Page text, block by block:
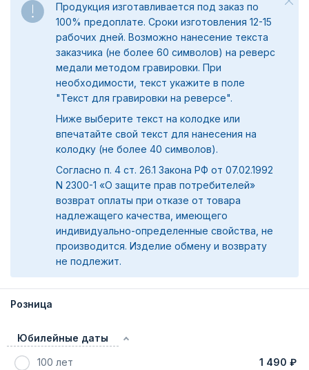
Продукция изготавливается под заказ по
100% предоплате. Сроки изготовления 12-15
рабочих дней. Возможно нанесение текста
заказчика (не более 60 символов) на реверс
медали методом гравировки. При
необходимости, текст укажите в поле
"Текст для гравировки на реверсе".
Ниже выберите текст на колодке или
впечатайте свой текст для нанесения на
колодку (не более 40 символов).
Согласно п. 4 ст. 26.1 Закона РФ от 07.02.1992
N 2300-1 «О защите прав потребителей»
возврат оплаты при отказе от товара
надлежащего качества, имеющего
индивидуально-определенные свойства, не
производится. Изделие обмену и возврату
не подлежит.
Розница
Юбилейные даты
100 лет 1 490 ₽